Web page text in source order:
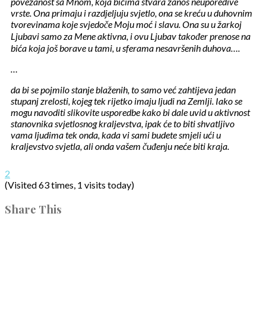
vrste. Ona primaju i razdjeljuju svjetlo, ona se kreću u duhovnim
tvorevinama koje svjedoče Moju moć i slavu. Ona su u žarkoj
Ljubavi samo za Mene aktivna, i ovu Ljubav također prenose na
bića koja još borave u tami, u sferama nesavršenih duhova….
…
da bi se pojmilo stanje blaženih, to samo već zahtijeva jedan
stupanj zrelosti, kojeg tek rijetko imaju ljudi na Zemlji. Iako se
mogu navoditi slikovite usporedbe kako bi dale uvid u aktivnost
stanovnika svjetlosnog kraljevstva, ipak će to biti shvatljivo
vama ljudima tek onda, kada vi sami budete smjeli ući u
kraljevstvo svjetla, ali onda vašem čuđenju neće biti kraja.
2
(Visited 63 times, 1 visits today)
Share This